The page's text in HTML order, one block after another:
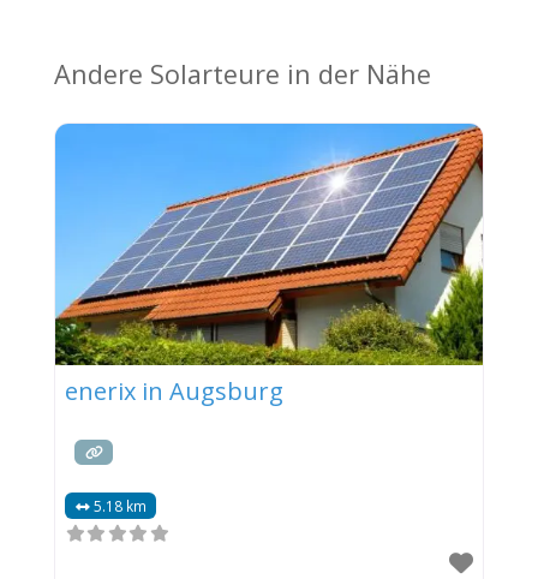
Andere Solarteure in der Nähe
enerix in Augsburg
5.18 km